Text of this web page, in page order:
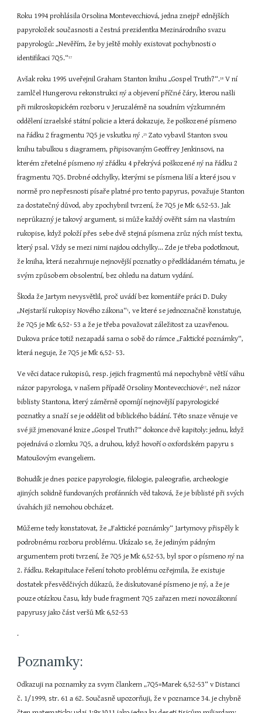
Roku 1994 prohlásila Orsolina Montevecchiová, jedna znejpř ednějších
papyroložek současnosti a čestná prezidentka Mezinárodního svazu
papyrologů: „Nevěřím, že by ještě mohly existovat pochybnosti o
identifikaci 7Q5.“17
Avšak roku 1995 uveřejnil Graham Stanton knihu „Gospel Truth?“.18 V ní
zamlčel Hungerovu rekonstrukci ný a objevení příčné čáry, kterou našli
při mikroskopickém rozboru v Jeruzalémě na soudním výzkumném
oddělení izraelské státní policie a která dokazuje, že poškozené písmeno
na řádku 2 fragmentu 7Q5 je vskutku ný .25 Zato vybavil Stanton svou
knihu tabulkou s diagramem, připisovaným Geoffrey Jenkinsovi, na
kterém zřetelné písmeno ný zřádku 4 překrývá poškozené ný na řádku 2
fragmentu 7Q5. Drobné odchylky, kterými se písmena liší a které jsou v
normě pro nepřesnosti písaře platné pro tento papyrus, považuje Stanton
za dostatečný důvod, aby zpochybnil tvrzení, že 7Q5 je Mk 6,52-53. Jak
neprůkazný je takový argument, si může každý ověřit sám na vlastním
rukopise, když položí přes sebe dvě stejná písmena zrůz ných míst textu,
který psal. Vždy se mezi nimi najdou odchylky... Zde je třeba podotknout,
že kniha, která nezahrnuje nejnovější poznatky o předkládaném tématu, je
svým způsobem obsolentní, bez ohledu na datum vydání.
Škoda že Jartym nevysvětlil, proč uvádí bez komentáře práci D. Duky
„Nejstarší rukopisy Nového zákona“1, ve které se jednoznačně konstatuje,
že 7Q5 je Mk 6,52- 53 a že je třeba považovat záležitost za uzavřenou.
Dukova práce totiž nezapadá sama o sobě do rámce „Faktické poznámky“,
která neguje, že 7Q5 je Mk 6,52- 53.
Ve věci datace rukopisů, resp. jejich fragmentů má nepochybně větší váhu
názor papyrologa, v našem případě Orsoliny Montevecchiové17, než názor
biblisty Stantona, který záměrně opomíjí nejnovější papyrologické
poznatky a snaží se je oddělit od biblického bádání. Této snaze věnuje ve
své již jmenované knize „Gospel Truth?“ dokonce dvě kapitoly: jednu, když
pojednává o zlomku 7Q5, a druhou, když hovoří o oxfordském papyru s
Matoušovým evangeliem.
Bohudík je dnes pozice papyrologie, filologie, paleografie, archeologie
ajiných solidně fundovaných profánních věd taková, že je biblisté při svých
úvahách již nemohou obcházet.
Můžeme tedy konstatovat, že „Faktické poznámky“ Jartymovy přispěly k
podrobnému rozboru problému. Ukázalo se, že jediným pádným
argumentem proti tvrzení, že 7Q5 je Mk 6,52-53, byl spor o písmeno ný na
2. řádku. Rekapitulace řešení tohoto problému ozřejmila, že existuje
dostatek přesvědčivých důkazů, že diskutované písmeno je ný, a že je
pouze otázkou času, kdy bude fragment 7Q5 zařazen mezi novozákonní
papyrusy jako část veršů Mk 6,52-53
.
Poznamky:
Odkazuji na poznamky za svym člankem „7Q5=Marek 6,52-53“ v Distanci
č. 1/1999, str. 61 a 62. Současně upozorňuji, že v poznamce 34. je chybně